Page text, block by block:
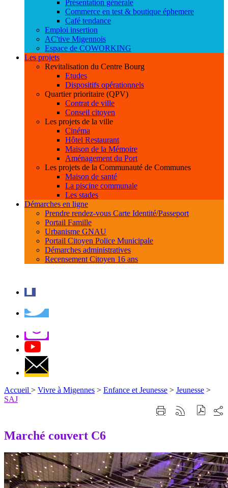
Présentation générale
Commerce en test & boutique éphemere
Café tendance
Emploi insertion
AC'tive Migennois
Espace de COWORKING
Les projets
Revitalisation du Centre Bourg
Etudes
Dispositifs opérationnels
Quartier prioritaire (QPV)
Contrat de ville
Conseil citoyen
Les projets de la ville
Cinéma
Hôtel Restaurant
Maison de la Mémoire
Aménagement du Port
Les projets de la Communauté de Communes
Maison de santé
La piscine communale
Les stades
Démarches en ligne
Prendre rendez-vous Carte Identité/Passeport
Portail Famille
Urbanisme GNAU
Portail Citoyen Police Municipale
Démarches administratives
Recensement Citoyen 16 ans
Accueil > Vivre à Migennes > Enfance et Jeunesse > Jeunesse >
SAJ
ImprimerGénérer
sur
Marché couvert C6